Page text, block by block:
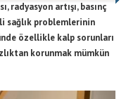
radyasyon artışı, basınç
sağlık problemlerinin
özellikle kalp sorunları
korunmak mümkün